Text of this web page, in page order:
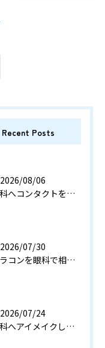
Recent Posts
2026/08/06
眼科へコンタクトをつけていくべきか？検査別の外す判断と持ち物で無駄足ゼロの指南
2026/07/30
カラコンを眼科で相談するときはなんて言えばいい？受付や診察の例文付き
2026/07/24
眼科へアイメイクしたままで受診はOK？落とす範囲と最速対処で安心